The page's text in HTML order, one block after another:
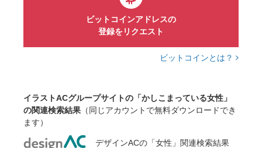
ビットコインアドレスの
登録をリクエスト
ビットコインとは？
イラストACグループサイトの「かしこまっている女性」
の関連検索結果 （同じアカウントで無料ダウンロードでき
ます）
デザインACの「女性」関連検索結果